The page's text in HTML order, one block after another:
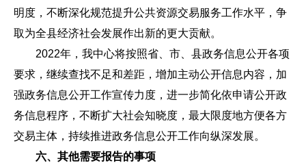
明度，不断深化规范提升公共资源交易服务工作水平，争
取为全县经济社会发展作出新的更大贡献。
2022年，我中心将按照省、市、县政务信息公开各项
要求，继续查找不足和差距，增加主动公开信息内容，加
强政务信息公开工作宣传力度，进一步简化依申请公开政
务信息程序，不断扩大社会知晓度，最大限度地方便各方
交易主体，持续推进政务信息公开工作向纵深发展。
六、其他需要报告的事项